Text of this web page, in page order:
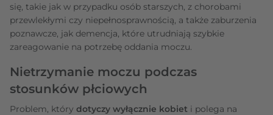
się, takie jak w przypadku osób starszych, z chorobami
przewlekłymi czy niepełnosprawnością, a także zaburzenia
poznawcze, jak demencja, które utrudniają szybkie
zareagowanie na potrzebę oddania moczu.
Nietrzymanie moczu podczas
stosunków płciowych
Problem, który dotyczy wyłącznie kobiet i polega na